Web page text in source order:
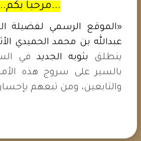
رقم السلسلة:2
تأليف: الشيخ فوزي بن عبد الله
...مرحبا
«الموقع الرسمي لفضيلة
عبدالله بن محمد الحميدي
ينطلق
بثوبه الجديد في
بالسير على سروج هذه
والتابعين، ومن تبعهم